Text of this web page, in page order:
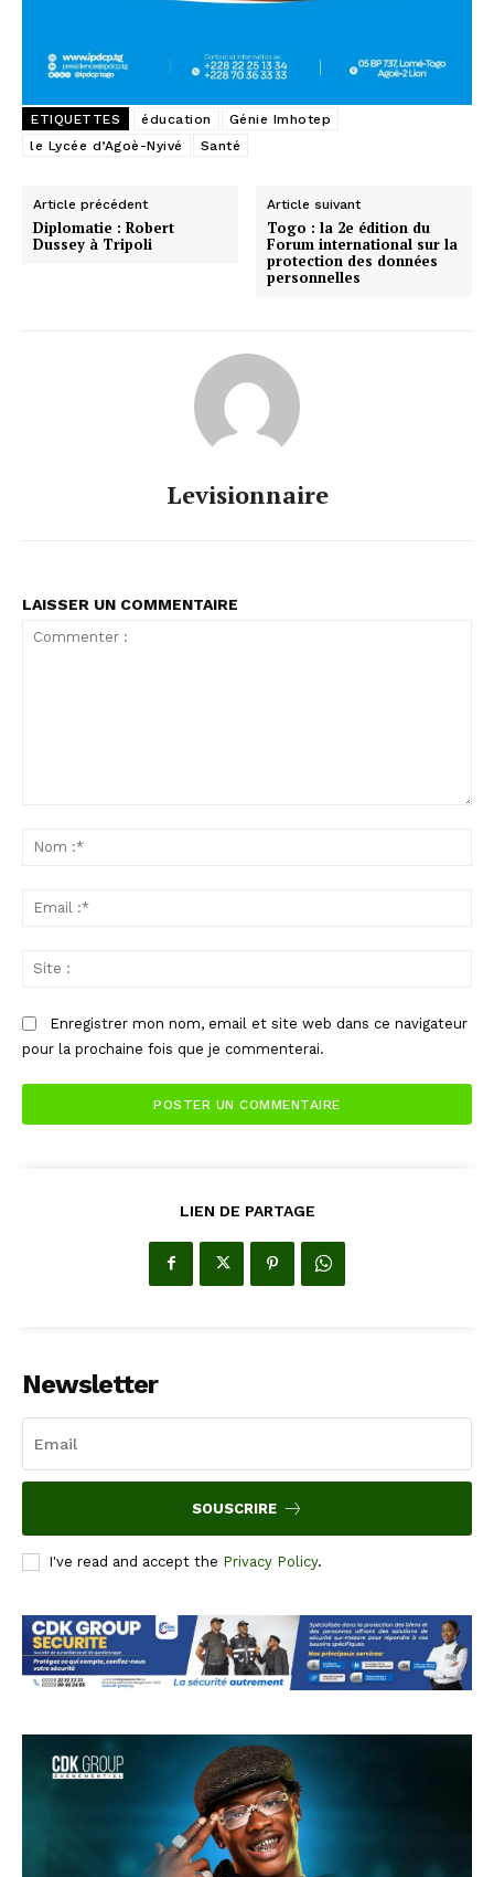
ETIQUETTES éducation
Génie Imhotep
le Lycée d’Agoè-Nyivé
Santé
Article précédent
Diplomatie : Robert
Dussey à Tripoli
Article suivant
Togo : la 2e édition du
Forum international sur la
protection des données
personnelles
Levisionnaire
LAISSER UN COMMENTAIRE
Enregistrer mon nom, email et site web dans ce navigateur
pour la prochaine fois que je commenterai.
LIEN DE PARTAGE
Newsletter
SOUSCRIRE
I've read and accept the Privacy Policy.